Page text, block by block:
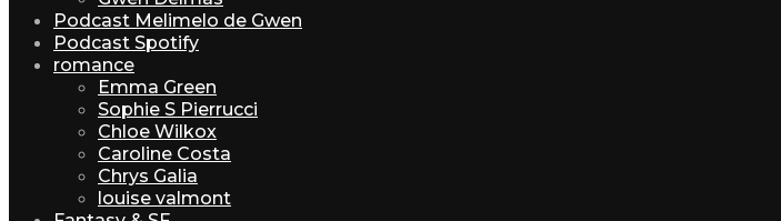
Podcast Melimelo de Gwen
Podcast Spotify
romance
Emma Green
Sophie S Pierrucci
Chloe Wilkox
Caroline Costa
Chrys Galia
louise valmont